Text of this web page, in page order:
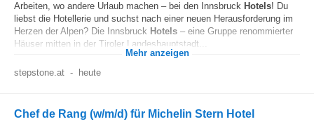
Arbeiten, wo andere Urlaub machen – bei den Innsbruck Hotels! Du
liebst die Hotellerie und suchst nach einer neuen Herausforderung im
Herzen der Alpen? Die Innsbruck Hotels – eine Gruppe renommierter
Häuser mitten in der Tiroler Landeshauptstadt...
Mehr anzeigen
stepstone.at - heute
Chef de Rang (w/m/d) für Michelin Stern Hotel